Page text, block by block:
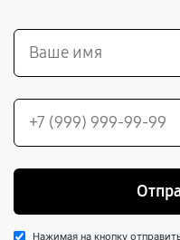
Нажимая на кнопку